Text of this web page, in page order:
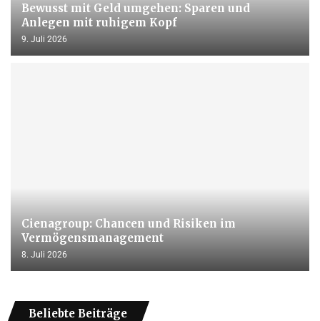
Bewusst mit Geld umgehen: Sparen und
Anlegen mit ruhigem Kopf
9. Juli 2026
Cienagroup: Chancen und Risiken im
Vermögensmanagement
8. Juli 2026
Beliebte Beiträge